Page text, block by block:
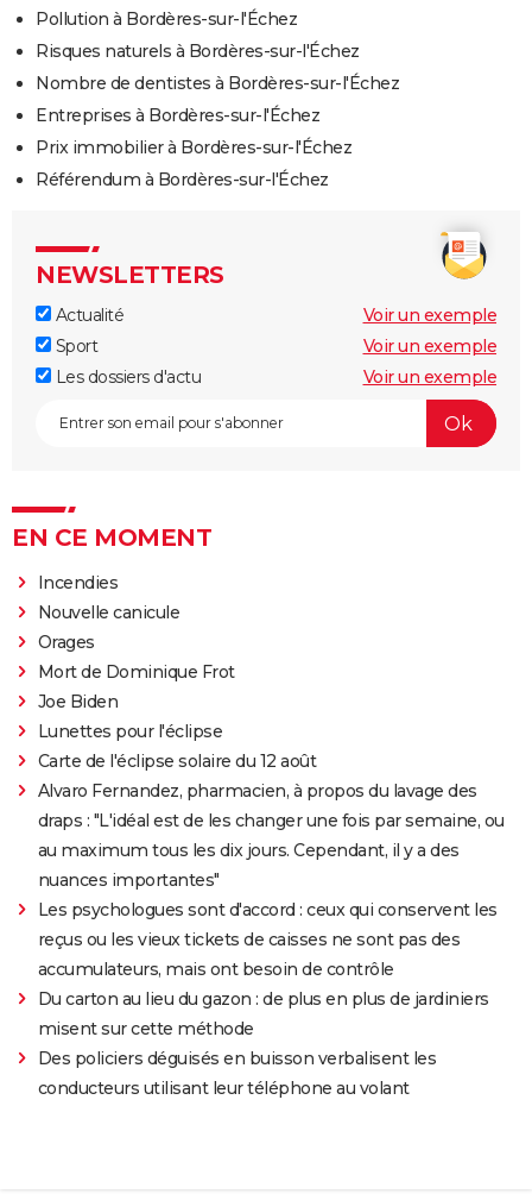
Pollution à Bordères-sur-l'Échez
Risques naturels à Bordères-sur-l'Échez
Nombre de dentistes à Bordères-sur-l'Échez
Entreprises à Bordères-sur-l'Échez
Prix immobilier à Bordères-sur-l'Échez
Référendum à Bordères-sur-l'Échez
NEWSLETTERS
Actualité
Voir un exemple
Sport
Voir un exemple
Les dossiers d'actu
Voir un exemple
EN CE MOMENT
Incendies
Nouvelle canicule
Orages
Mort de Dominique Frot
Joe Biden
Lunettes pour l'éclipse
Carte de l'éclipse solaire du 12 août
Alvaro Fernandez, pharmacien, à propos du lavage des
draps : "L'idéal est de les changer une fois par semaine, ou
au maximum tous les dix jours. Cependant, il y a des
nuances importantes"
Les psychologues sont d'accord : ceux qui conservent les
reçus ou les vieux tickets de caisses ne sont pas des
accumulateurs, mais ont besoin de contrôle
Du carton au lieu du gazon : de plus en plus de jardiniers
misent sur cette méthode
Des policiers déguisés en buisson verbalisent les
conducteurs utilisant leur téléphone au volant